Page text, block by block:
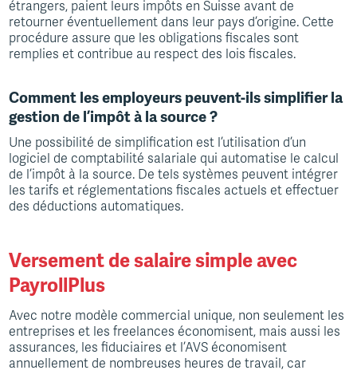
étrangers, paient leurs impôts en Suisse avant de
retourner éventuellement dans leur pays d’origine. Cette
procédure assure que les obligations fiscales sont
remplies et contribue au respect des lois fiscales.
Comment les employeurs peuvent-ils simplifier la
gestion de l’impôt à la source ?
Une possibilité de simplification est l’utilisation d’un
logiciel de comptabilité salariale qui automatise le calcul
de l’impôt à la source. De tels systèmes peuvent intégrer
les tarifs et réglementations fiscales actuels et effectuer
des déductions automatiques.
Versement de salaire simple avec
PayrollPlus
Avec notre modèle commercial unique, non seulement les
entreprises et les freelances économisent, mais aussi les
assurances, les fiduciaires et l’AVS économisent
annuellement de nombreuses heures de travail, car